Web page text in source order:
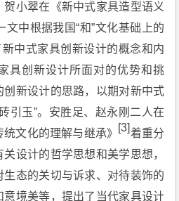
小翠在《新中式家具造型语义
文中根据我国“和”文化基础上的
新中式家具创新设计的概念和内
具创新设计所面对的优势和挑
新设计的思路，以期对新中式
引玉”。安胜足、赵永刚二人在
文化的理解与继承》 [3]着重分
设计的哲学思想和美学思想，
生态的关切与诉求、对待装饰的
境美等，提出了当代家具设计